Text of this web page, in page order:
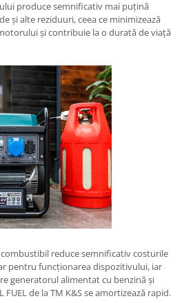
produce semnificativ mai puțină
și alte reziduuri, ceea ce minimizează
și contribuie la o durată de viață
reduce semnificativ costurile
pentru funcționarea dispozitivului, iar
generatorul alimentat cu benzină și
de la TM K&S se amortizează rapid.